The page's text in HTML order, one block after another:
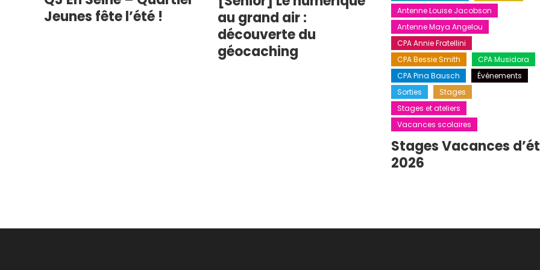
Jeunes fête l’été !
au grand air :
découverte du
géocaching
Antenne Louise Jacobson
Antenne Maya Angelou
CPA Annie Fratellini
CPA Bessie Smith
CPA Musidora
CPA Pina Bausch
Événements
Sorties
Stages
Stages et ateliers
Vacances scolaires
Stages Vacances
2026